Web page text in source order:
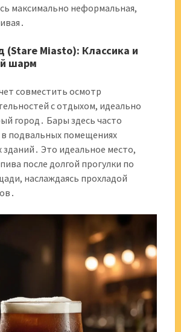
максимально неформальная,
(Stare Miasto): Классика и
шарм
совместить осмотр
с отдыхом, идеально
город․ Бары здесь часто
в подвальных помещениях
Это идеальное место,
после долгой прогулки по
наслаждаясь прохладой